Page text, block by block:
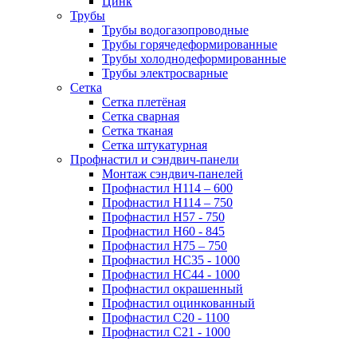
Трубы
Трубы водогазопроводные
Трубы горячедеформированные
Трубы холоднодеформированные
Трубы электросварные
Сетка
Сетка плетёная
Сетка сварная
Сетка тканая
Сетка штукатурная
Профнастил и сэндвич-панели
Монтаж сэндвич-панелей
Профнастил Н114 – 600
Профнастил Н114 – 750
Профнастил Н57 - 750
Профнастил Н60 - 845
Профнастил Н75 – 750
Профнастил НС35 - 1000
Профнастил НС44 - 1000
Профнастил окрашенный
Профнастил оцинкованный
Профнастил С20 - 1100
Профнастил С21 - 1000